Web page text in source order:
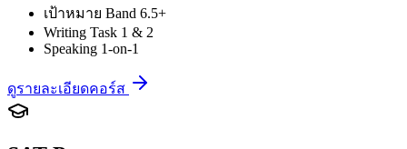
เป้าหมาย Band 6.5+
Writing Task 1 & 2
Speaking 1-on-1
ดูรายละเอียดคอร์ส